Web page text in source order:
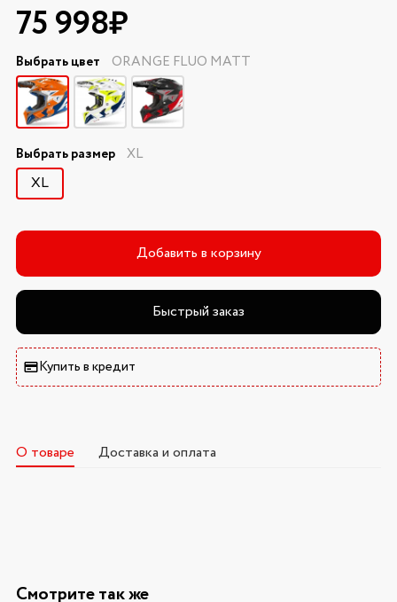
75 998₽
Выбрать цвет ORANGE FLUO MATT
Выбрать размер XL
XL
Добавить в корзину
Быстрый заказ
Купить в кредит
О товаре Доставка и оплата
Смотрите так же